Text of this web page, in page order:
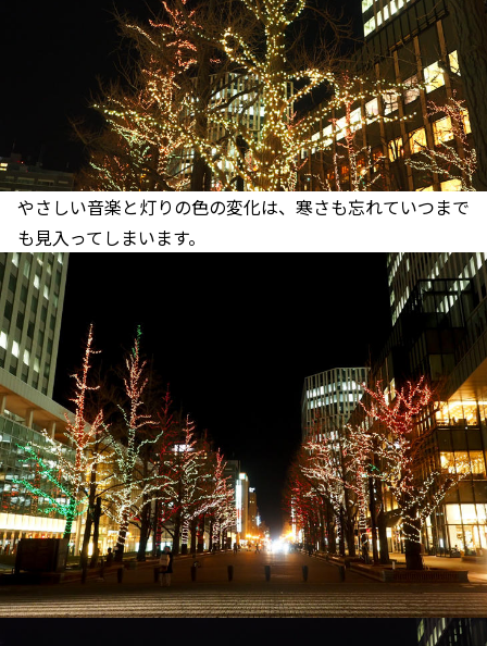
やさしい音楽と灯りの色の変化は、寒さも忘れていつまで
も見入ってしまいます。